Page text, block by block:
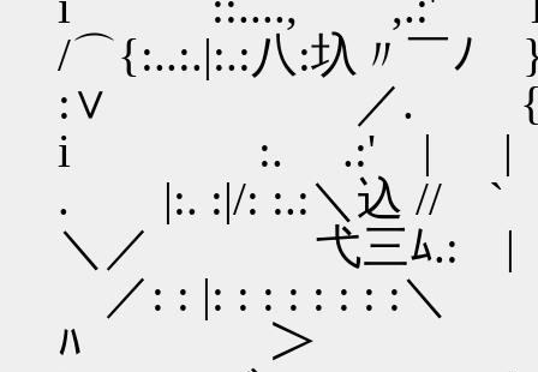
/⌒{:..:.|:.:八:圦〃
:∨ ／. {
i :. .:' | |
. |:. :|/: :.:＼込
＼／ 弋
／: : |: : : : : : : :＼
ﾊ ＞